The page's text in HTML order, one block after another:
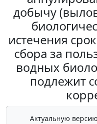
добычу
истечения
сбора за
водных
подлежит
Актуальную